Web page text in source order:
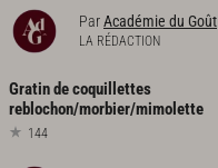
ParAcadémie du Goût
LA RÉDACTION
Gratindecoquillettes
reblochon/morbier/mimolette
144